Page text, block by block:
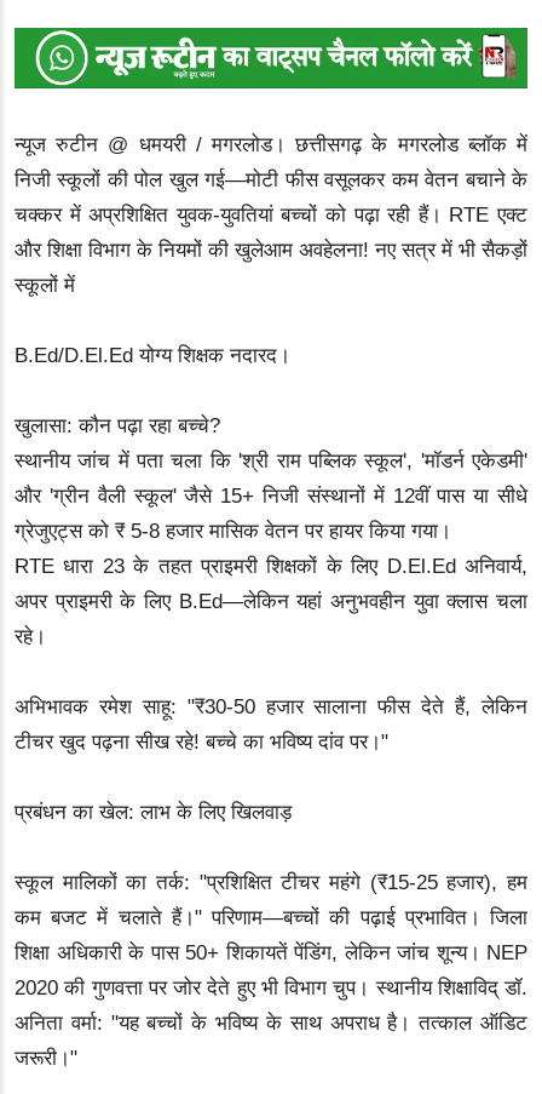
न्यूज रुटीन @ धमयरी / मगरलोड। छत्तीसगढ़ के मगरलोड ब्लॉक में
निजी स्कूलों की पोल खुल गई—मोटी फीस वसूलकर कम वेतन बचाने के
चक्कर में अप्रशिक्षित युवक-युवतियां बच्चों को पढ़ा रही हैं। RTE एक्ट
और शिक्षा विभाग के नियमों की खुलेआम अवहेलना! नए सत्र में भी सैकड़ों
स्कूलों में
B.Ed/D.El.Ed योग्य शिक्षक नदारद।
खुलासा: कौन पढ़ा रहा बच्चे?
स्थानीय जांच में पता चला कि 'श्री राम पब्लिक स्कूल', 'मॉडर्न एकेडमी'
और 'ग्रीन वैली स्कूल' जैसे 15+ निजी संस्थानों में 12वीं पास या सीधे
ग्रेजुएट्स को ₹ 5-8 हजार मासिक वेतन पर हायर किया गया।
RTE धारा 23 के तहत प्राइमरी शिक्षकों के लिए D.El.Ed अनिवार्य,
अपर प्राइमरी के लिए B.Ed—लेकिन यहां अनुभवहीन युवा क्लास चला
रहे।
अभिभावक रमेश साहू: "₹30-50 हजार सालाना फीस देते हैं, लेकिन
टीचर खुद पढ़ना सीख रहे! बच्चे का भविष्य दांव पर।"
प्रबंधन का खेल: लाभ के लिए खिलवाड़
स्कूल मालिकों का तर्क: "प्रशिक्षित टीचर महंगे (₹15-25 हजार), हम
कम बजट में चलाते हैं।" परिणाम—बच्चों की पढ़ाई प्रभावित। जिला
शिक्षा अधिकारी के पास 50+ शिकायतें पेंडिंग, लेकिन जांच शून्य। NEP
2020 की गुणवत्ता पर जोर देते हुए भी विभाग चुप। स्थानीय शिक्षाविद् डॉ.
अनिता वर्मा: "यह बच्चों के भविष्य के साथ अपराध है। तत्काल ऑडिट
जरूरी।"